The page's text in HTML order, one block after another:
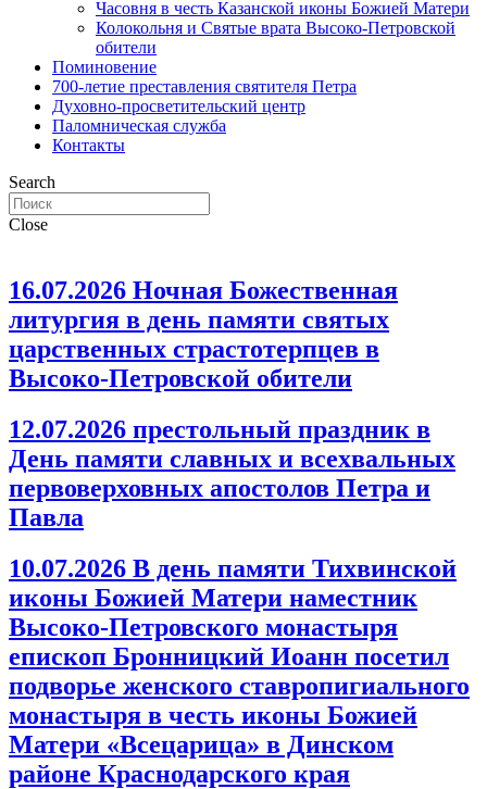
Часовня в честь Казанской иконы Божией Матери
Колокольня и Святые врата Высоко-Петровской
обители
Поминовение
700-летие преставления святителя Петра
Духовно-просветительский центр
Паломническая служба
Контакты
Search
Close
16.07.2026 Ночная Божественная
литургия в день памяти святых
царственных страстотерпцев в
Высоко-Петровской обители
12.07.2026 престольный праздник в
День памяти славных и всехвальных
первоверховных апостолов Петра и
Павла
10.07.2026 В день памяти Тихвинской
иконы Божией Матери наместник
Высоко-Петровского монастыря
епископ Бронницкий Иоанн посетил
подворье женского ставропигиального
монастыря в честь иконы Божией
Матери «Всецарица» в Динском
районе Краснодарского края